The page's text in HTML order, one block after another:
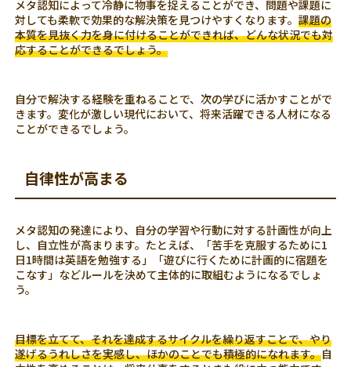
メタ認知によって冷静に物事を捉えることができ、問題や課題に
対しても柔軟で効果的な解決策を見つけやすくなります。課題の
本質を見抜く力を身に付けることができれば、どんな状況でも対
応することができるでしょう。
自分で解決する経験を重ねることで、次の学びに活かすことがで
きます。変化が激しい現代において、将来活躍できる人材になる
ことができるでしょう。
自律性が高まる
メタ認知の発達により、自分の学習や行動に対する計画性が向上
し、自立性が高まります。たとえば、「苦手を克服するために1
日1時間は英語を勉強する」「遊びに行くために計画的に宿題を
こなす」などルールを決めて主体的に取組むようになるでしょ
う。
目標を立てて、それを達成するサイクルを繰り返すことで、やり
遂げるうれしさを実感し、ほかのことでも積極的になれます。自